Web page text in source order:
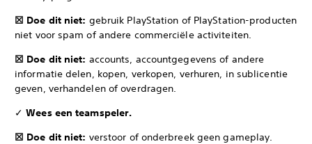
☒ Doe dit niet: gebruik PlayStation of PlayStation-producten
niet voor spam of andere commerciële activiteiten.
☒ Doe dit niet: accounts, accountgegevens of andere
informatie delen, kopen, verkopen, verhuren, in sublicentie
geven, verhandelen of overdragen.
✓ Wees een teamspeler.
☒ Doe dit niet: verstoor of onderbreek geen gameplay.